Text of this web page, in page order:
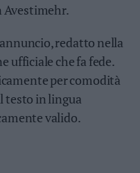
Avestimehr.
redatto nella
ufficiale che fa fede.
per comodità
testo in lingua
valido.